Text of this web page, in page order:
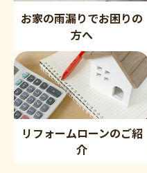
お家の雨漏りでお困りの
方へ
リフォームローンのご紹
介